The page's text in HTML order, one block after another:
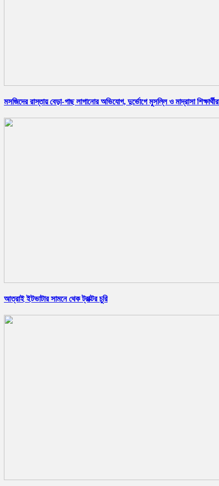
মসজিদের রাস্তায় বেড়া-গাছ লাগানোর অভিযোগ, দুর্ভোগে মুসল্লি ও মাদ্রাসা
আত্রাই ইটভাটার সামনে থেক ট্রাক্টর চুরি